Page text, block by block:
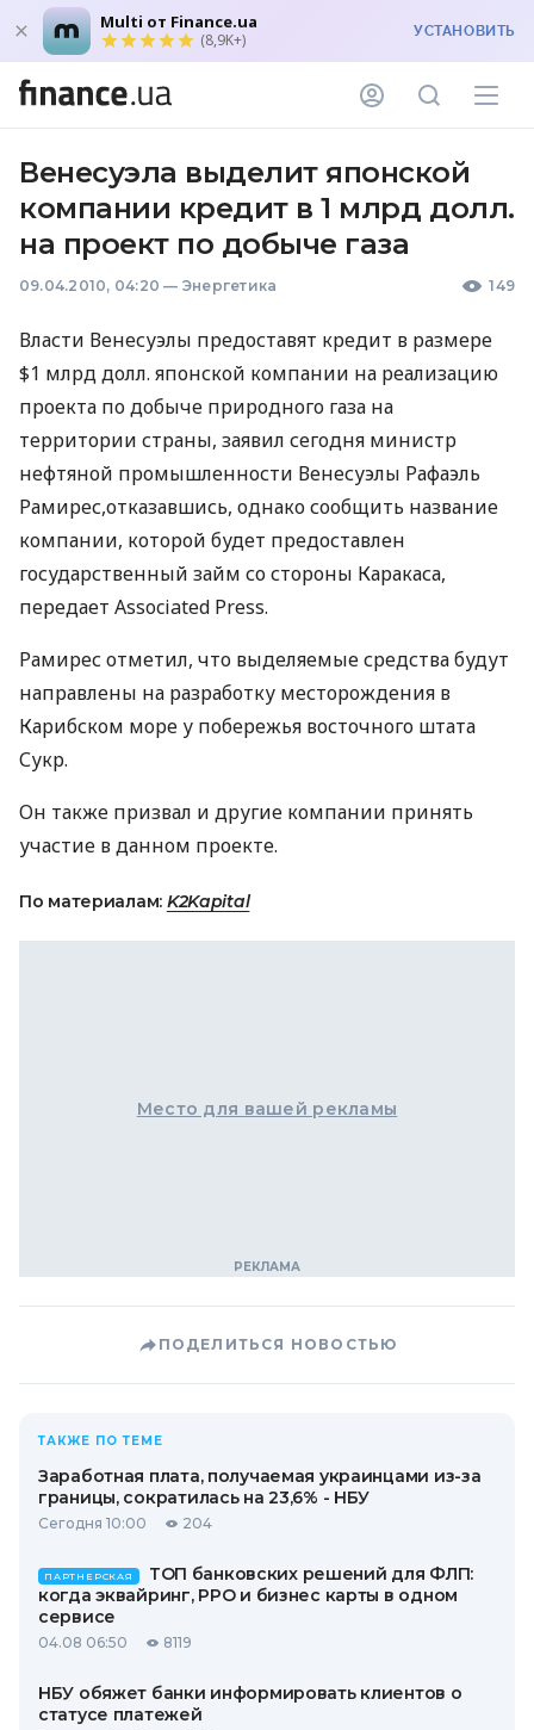
Multi от Finance.ua
(8,9K+) УСТАНОВИТЬ
Венесуэла выделит японской
компании кредит в 1 млрд долл.
на проект по добыче газа
09.04.2010, 04:20 — Энергетика 149
Власти Венесуэлы предоставят кредит в размере
$1 млрд долл. японской компании на реализацию
проекта по добыче природного газа на
территории страны, заявил сегодня министр
нефтяной промышленности Венесуэлы Рафаэль
Рамирес,отказавшись, однако сообщить название
компании, которой будет предоставлен
государственный займ со стороны Каракаса,
передает Associated Press.
Рамирес отметил, что выделяемые средства будут
направлены на разработку месторождения в
Карибском море у побережья восточного штата
Сукр.
Он также призвал и другие компании принять
участие в данном проекте.
По материалам: K2Kapital
Место для вашей рекламы
ПОДЕЛИТЬСЯ НОВОСТЬЮ
ТАКЖЕ ПО ТЕМЕ
Заработная плата, получаемая украинцами из-за
границы, сократилась на 23,6% - НБУ
Сегодня 10:00 204
ПАРТНЕРСКАЯ
ТОП банковских решений для ФЛП:
когда эквайринг, РРО и бизнес карты в одном
сервисе
04.08 06:50 8119
НБУ обяжет банки информировать клиентов о
статусе платежей